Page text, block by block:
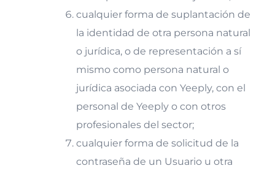
cualquier forma de suplantación de
la identidad de otra persona natural
o jurídica, o de representación a sí
mismo como persona natural o
jurídica asociada con Yeeply, con el
personal de Yeeply o con otros
profesionales del sector;
cualquier forma de solicitud de la
contraseña de un Usuario u otra